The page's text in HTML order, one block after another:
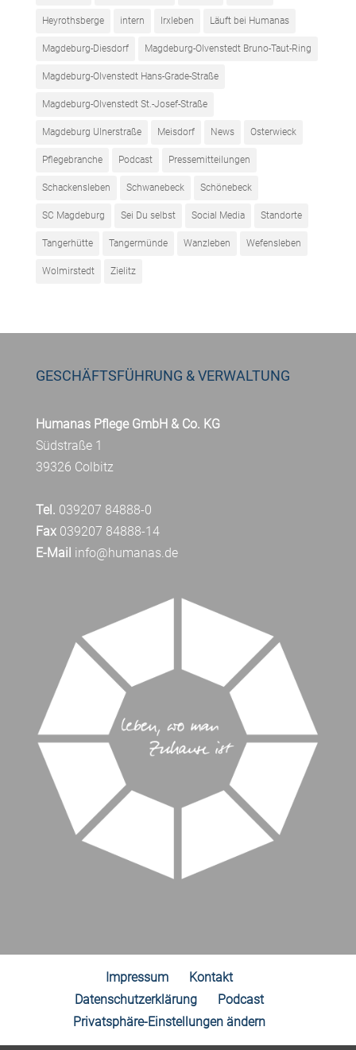
Heyrothsberge intern Irxleben Läuft bei Humanas
Magdeburg-Diesdorf Magdeburg-Olvenstedt Bruno-Taut-Ring
Magdeburg-Olvenstedt Hans-Grade-Straße
Magdeburg-Olvenstedt St.-Josef-Straße
Magdeburg Ulnerstraße Meisdorf News Osterwieck
Pflegebranche Podcast Pressemitteilungen
Schackensleben Schwanebeck Schönebeck
SC Magdeburg Sei Du selbst Social Media Standorte
Tangerhütte Tangermünde Wanzleben Wefensleben
Wolmirstedt Zielitz
GESCHÄFTSFÜHRUNG & VERWALTUNG
Humanas Pflege GmbH & Co. KG
Südstraße 1
39326 Colbitz
Tel. 039207 84888-0
Fax039207 84888-14
E-Mail info@humanas.de
Impressum
Kontakt
Datenschutzerklärung
Podcast
Privatsphäre-Einstellungen ändern